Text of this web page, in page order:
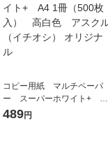
コピー用紙 マルチペーパ
ー スーパーホワイト+ A4
1冊（500枚入） 高白色
489円